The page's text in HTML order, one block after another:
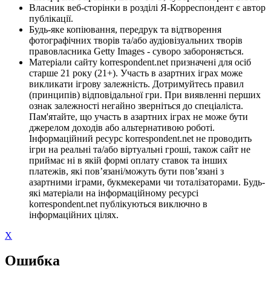
Власник веб-сторінки в розділі Я-Корреспондент є автор
публікації.
Будь-яке копіювання, передрук та відтворення
фотографічних творів та/або аудіовізуальних творів
правовласника Getty Images - суворо забороняється.
Матеріали сайту korrespondent.net призначені для осіб
старше 21 року (21+). Участь в азартних іграх може
викликати ігрову залежність. Дотримуйтесь правил
(принципів) відповідальної гри. При виявленні перших
ознак залежності негайно зверніться до спеціаліста.
Пам'ятайте, що участь в азартних іграх не може бути
джерелом доходів або альтернативою роботі.
Інформаційний ресурс korrespondent.net не проводить
ігри на реальні та/або віртуальні гроші, також сайт не
приймає ні в якій формі оплату ставок та інших
платежів, які пов’язані/можуть бути пов’язані з
азартними іграми, букмекерами чи тоталізаторами. Будь-
які матеріали на інформаційному ресурсі
korrespondent.net публікуються виключно в
інформаційних цілях.
X
Ошибка